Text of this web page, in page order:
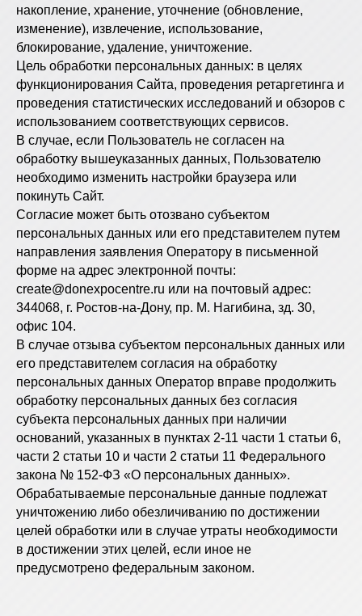
накопление, хранение, уточнение (обновление,
изменение), извлечение, использование,
блокирование, удаление, уничтожение.
Цель обработки персональных данных: в целях
функционирования Сайта, проведения ретаргетинга и
проведения статистических исследований и обзоров с
использованием соответствующих сервисов.
В случае, если Пользователь не согласен на
обработку вышеуказанных данных, Пользователю
необходимо изменить настройки браузера или
покинуть Сайт.
Согласие может быть отозвано субъектом
персональных данных или его представителем путем
направления заявления Оператору в письменной
форме на адрес электронной почты:
create@donexpocentre.ru или на почтовый адрес:
344068, г. Ростов-на-Дону, пр. М. Нагибина, зд. 30,
офис 104.
В случае отзыва субъектом персональных данных или
его представителем согласия на обработку
персональных данных Оператор вправе продолжить
обработку персональных данных без согласия
субъекта персональных данных при наличии
оснований, указанных в пунктах 2-11 части 1 статьи 6,
части 2 статьи 10 и части 2 статьи 11 Федерального
закона № 152-ФЗ «О персональных данных».
Обрабатываемые персональные данные подлежат
уничтожению либо обезличиванию по достижении
целей обработки или в случае утраты необходимости
в достижении этих целей, если иное не
предусмотрено федеральным законом.